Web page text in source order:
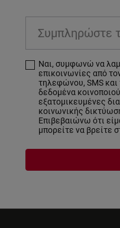
Ναι, συμφωνώ να
επικοινωνίες από
τηλεφώνου, SMS
δεδομένα
εξατομικευμένες
κοινωνικής
Επιβεβαιώνω ότι
μπορείτε να βρείτε